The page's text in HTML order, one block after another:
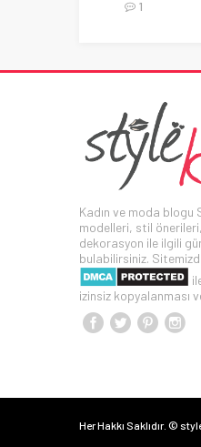
1
Kadın ve moda blogu
modelleri, stil
dekorasyon ile ilgili
bulabilirsiniz.
izinsiz kopyalanması
Her Hakkı Saklıdır. ©